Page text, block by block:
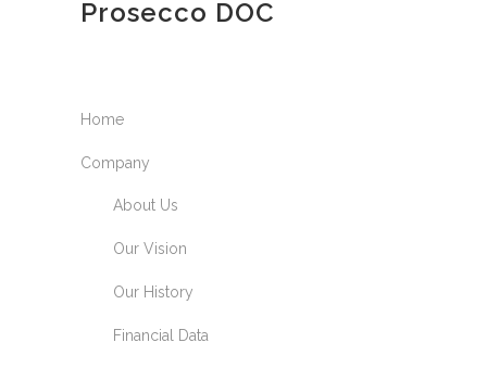
Prosecco DOC
Home
Company
About Us
Our Vision
Our History
Financial Data